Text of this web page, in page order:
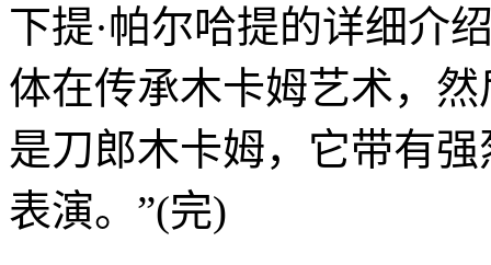
下提·帕尔哈提的详细介
体在传承木卡姆艺术，
是刀郎木卡姆，它带有
表演。”(完)